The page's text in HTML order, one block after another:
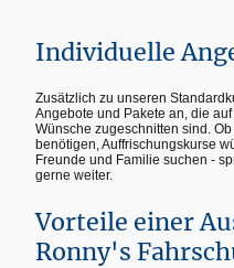
Individuelle
Zusätzlich zu unseren
Angebote und Pakete an, die
Wünsche zugeschnitten sind.
benötigen, Auffrischungskurse
Freunde und Familie suchen -
gerne weiter.
Vorteile einer
Ronny's